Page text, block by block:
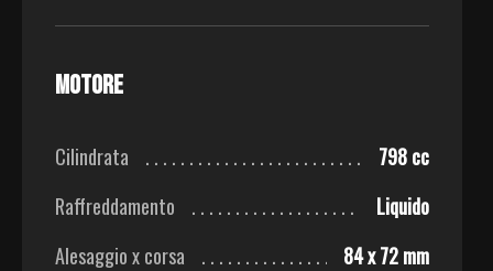
Motore
Cilindrata
798 cc
Raffreddamento
Liquido
Alesaggio x corsa
84 x 72 mm